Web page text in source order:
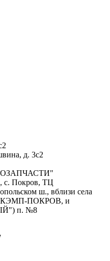
д. 3с2
c. Покров, ТЦ
ш., вблизи села
КЭМП-ПОКРОВ, и
п. №8